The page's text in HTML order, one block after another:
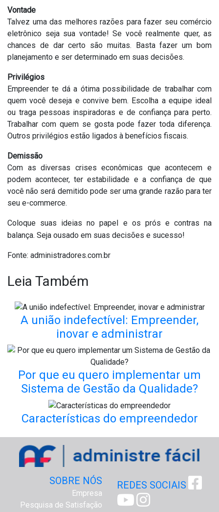
Vontade
Talvez uma das melhores razões para fazer seu comércio
eletrônico seja sua vontade! Se você realmente quer, as
chances de dar certo são muitas. Basta fazer um bom
planejamento e ser determinado em suas decisões.
Privilégios
Empreender te dá a ótima possibilidade de trabalhar com
quem você deseja e convive bem. Escolha a equipe ideal
ou traga pessoas inspiradoras e de confiança para perto.
Trabalhar com quem se gosta pode fazer toda diferença.
Outros privilégios estão ligados à benefícios fiscais.
Demissão
Com as diversas crises econômicas que acontecem e
podem acontecer, ter estabilidade e a confiança de que
você não será demitido pode ser uma grande razão para ter
seu e-commerce.
Coloque suas ideias no papel e os prós e contras na
balança. Seja ousado em suas decisões e sucesso!
Fonte: administradores.com.br
Leia Também
A união indefectível: Empreender,
inovar e administrar
Por que eu quero implementar um
Sistema de Gestão da Qualidade?
Características do empreendedor
SOBRE NÓS
Empresa
Pesquisa de Satisfação
REDES SOCIAIS